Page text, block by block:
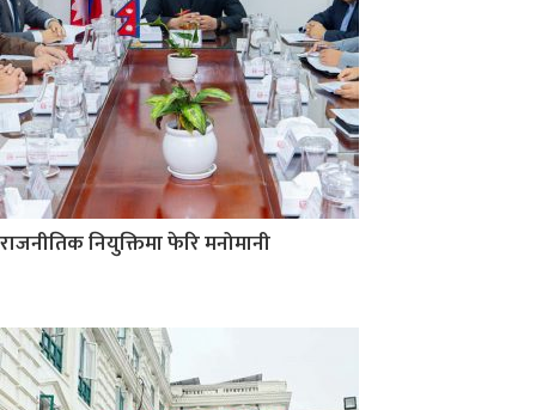
राजनीतिक नियुक्तिमा फेरि मनोमानी